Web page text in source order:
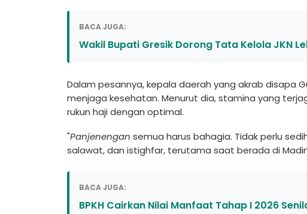
BACA JUGA:
Wakil Bupati Gresik Dorong Tata Kelola JKN
Dalam pesannya, kepala daerah yang akrab disapa
menjaga kesehatan. Menurut dia, stamina yang
rukun haji dengan optimal.
"Panjenengan semua harus bahagia. Tidak perlu
salawat, dan istighfar, terutama saat berada di
BACA JUGA:
BPKH Cairkan Nilai Manfaat Tahap I 2026